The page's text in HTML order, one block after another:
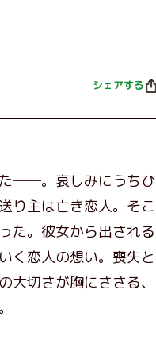
シェアする
──。哀しみにうちひ
り主は亡き恋人。そこ
た。彼女から出される
く恋人の想い。喪失と
大切さが胸にささる、